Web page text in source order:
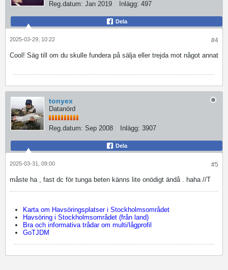
Reg.datum: Jan 2019 Inlägg: 497
Dela
#4
2025-03-29, 10:22
Cool! Säg till om du skulle fundera på sälja eller trejda mot något annat
tonyex
Datanörd
Reg.datum: Sep 2008 Inlägg: 3907
Dela
#5
2025-03-31, 09:00
måste ha , fast dc för tunga beten känns lite onödigt ändå . haha //T
Karta om Havsöringsplatser i Stockholmsområdet
Havsöring i Stockholmsområdet (från land)
Bra och informativa trådar om multi/lågprofil
GoTJDM